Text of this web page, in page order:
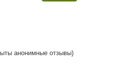
анонимные отзывы)